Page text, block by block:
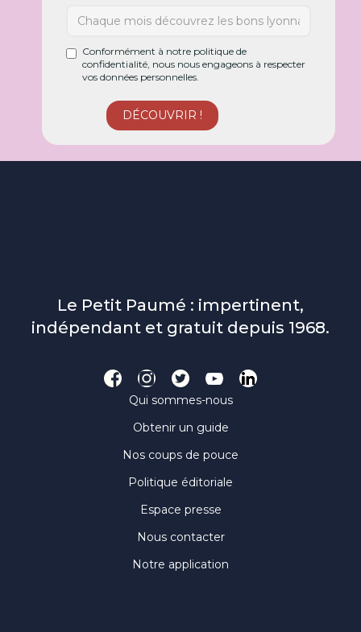
Conformément à notre politique de
confidentialité, nous nous engageons à respecter
vos données personnelles.
Le Petit Paumé : impertinent,
indépendant et gratuit depuis 1968.
Qui sommes-nous
Obtenir un guide
Nos coups de pouce
Politique éditoriale
Espace presse
Nous contacter
Notre application